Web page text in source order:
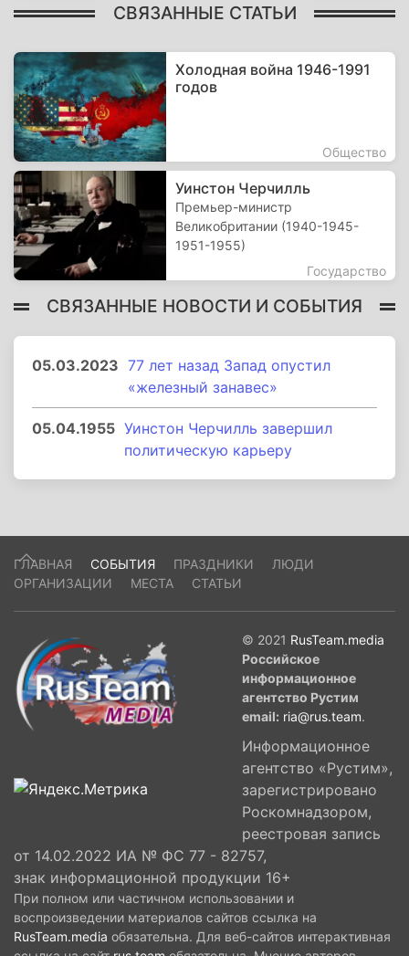
СВЯЗАННЫЕ СТАТЬИ
Холодная война 1946-1991
годов
Общество
Уинстон Черчилль
Премьер-министр
Великобритании (1940-1945-
1951-1955)
Государство
СВЯЗАННЫЕ НОВОСТИ И СОБЫТИЯ
05.03.2023 77 лет назад Запад опустил
«железный занавес»
05.04.1955 Уинстон Черчилль завершил
политическую карьеру
ГЛАВНАЯ СОБЫТИЯ ПРАЗДНИКИ
ЛЮДИ
ОРГАНИЗАЦИИ
МЕСТА СТАТЬИ
© 2021 RusTeam.media
Российское
информационное
агентство Рустим
email: ria@rus.team.
Информационное
агентство «Рустим»,
зарегистрировано
Роскомнадзором,
реестровая запись
от 14.02.2022 ИА № ФС 77 - 82757,
знак информационной продукции 16+
При полном или частичном использовании и
воспроизведении материалов сайтов ссылка на
RusTeam.media обязательна. Для веб-сайтов интерактивная